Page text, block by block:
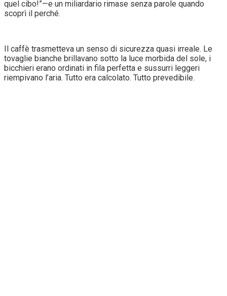
quel cibo!”—e un miliardario rimase senza parole quando
scoprì il perché.
Il caffè trasmetteva un senso di sicurezza quasi irreale. Le
tovaglie bianche brillavano sotto la luce morbida del sole, i
bicchieri erano ordinati in fila perfetta e sussurri leggeri
riempivano l’aria. Tutto era calcolato. Tutto prevedibile.